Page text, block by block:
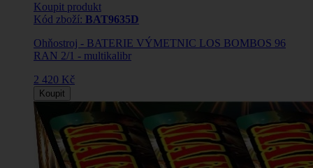
Koupit produkt
Kód zboží: BAT9635D
Ohňostroj - BATERIE VÝMETNIC LOS BOMBOS 96
RAN 2/1 - multikalibr
2 420 Kč
Koupit